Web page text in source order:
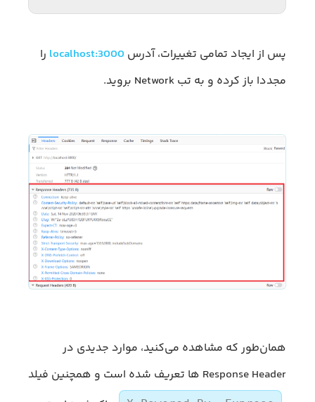
پس از ایجاد تمامی تغییرات، آدرس localhost:3000 را
مجددا باز کرده و به تب Network بروید.
همان‌طور که مشاهده می‌کنید، موارد جدیدی در
Response Header ها تعریف شده است و همچنین فیلد